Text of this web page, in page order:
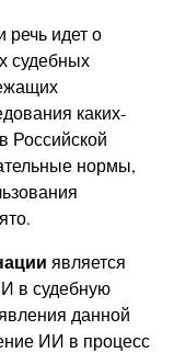
идет о
судебных
каких-
Российской
нормы,
является
в судебную
данной
ИИ в процесс